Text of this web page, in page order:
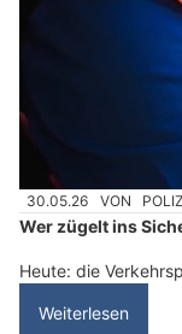
30.05.26 VON
Wer zügelt ins
Heute: die
Weiterlesen